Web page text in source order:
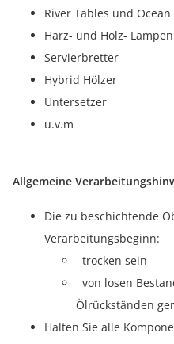
River Tables und Ocean
Harz- und Holz- Lampen
Servierbretter
Hybrid Hölzer
Untersetzer
u.v.m
Allgemeine
Die zu beschichtende
Verarbeitungsbeginn:
trocken sein
von losen
Ölrückständen
Halten Sie alle